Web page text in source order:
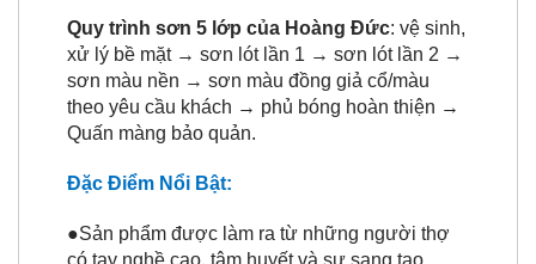
Quy trình sơn 5 lớp của Hoàng Đức: vệ sinh,
xử lý bề mặt → sơn lót lần 1 → sơn lót lần 2 →
sơn màu nền → sơn màu đồng giả cổ/màu
theo yêu cầu khách → phủ bóng hoàn thiện →
Quấn màng bảo quản.
Đặc Điểm Nổi Bật:
●Sản phẩm được làm ra từ những người thợ
có tay nghề cao, tâm huyết và sự sang tạo